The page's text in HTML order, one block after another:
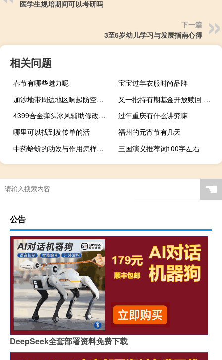
医学生规培期间可以考研吗
下一篇
3至6岁幼儿学习与发展指南心得
相关问题
春节有哪些魅力呢
宝宝过年衣服时尚品牌
加沙地带周边地区响起防空警报
又一批持有期基金开放赎回 公募人士：高位布局或是持有期基金到期后业绩欠佳的主要原因
4399合金弹头冰风辅助修改器 V1.3 绿色最新版（4399合金弹头冰风辅助修改器 V1.3 绿色最新版功能简介）
过年重庆有什么讲究嘛
哪里可以找到发传单的活
福州的元宵节有几天
中药蛤蚧的功效与作用怎样（中药蛤蚧的功效与作用）
三国演义推荐词100字左右
☚
公告
DeepSeek全套部署资料免费下载